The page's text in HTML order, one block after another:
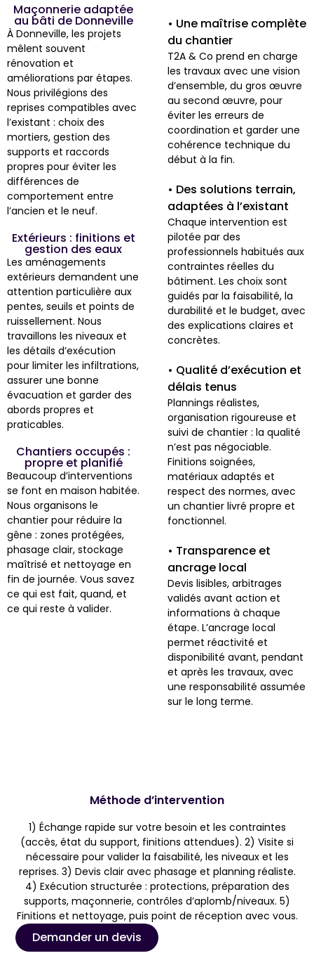
Maçonnerie adaptée
au bâti de Donneville
À Donneville, les projets
mêlent souvent
rénovation et
améliorations par étapes.
Nous privilégions des
reprises compatibles avec
l’existant : choix des
mortiers, gestion des
supports et raccords
propres pour éviter les
différences de
comportement entre
l’ancien et le neuf.
Extérieurs : finitions et
gestion des eaux
Les aménagements
extérieurs demandent une
attention particulière aux
pentes, seuils et points de
ruissellement. Nous
travaillons les niveaux et
les détails d’exécution
pour limiter les infiltrations,
assurer une bonne
évacuation et garder des
abords propres et
praticables.
Chantiers occupés :
propre et planifié
Beaucoup d’interventions
se font en maison habitée.
Nous organisons le
chantier pour réduire la
gêne : zones protégées,
phasage clair, stockage
maîtrisé et nettoyage en
fin de journée. Vous savez
ce qui est fait, quand, et
ce qui reste à valider.
• Une maîtrise complète
du chantier
T2A & Co prend en charge
les travaux avec une vision
d’ensemble, du gros œuvre
au second œuvre, pour
éviter les erreurs de
coordination et garder une
cohérence technique du
début à la fin.
• Des solutions terrain,
adaptées à l’existant
Chaque intervention est
pilotée par des
professionnels habitués aux
contraintes réelles du
bâtiment. Les choix sont
guidés par la faisabilité, la
durabilité et le budget, avec
des explications claires et
concrètes.
• Qualité d’exécution et
délais tenus
Plannings réalistes,
organisation rigoureuse et
suivi de chantier : la qualité
n’est pas négociable.
Finitions soignées,
matériaux adaptés et
respect des normes, avec
un chantier livré propre et
fonctionnel.
• Transparence et
ancrage local
Devis lisibles, arbitrages
validés avant action et
informations à chaque
étape. L’ancrage local
permet réactivité et
disponibilité avant, pendant
et après les travaux, avec
une responsabilité assumée
sur le long terme.
Méthode d’intervention
1) Échange rapide sur votre besoin et les contraintes
(accès, état du support, finitions attendues). 2) Visite si
nécessaire pour valider la faisabilité, les niveaux et les
reprises. 3) Devis clair avec phasage et planning réaliste.
4) Exécution structurée : protections, préparation des
supports, maçonnerie, contrôles d’aplomb/niveaux. 5)
Finitions et nettoyage, puis point de réception avec vous.
Demander un devis